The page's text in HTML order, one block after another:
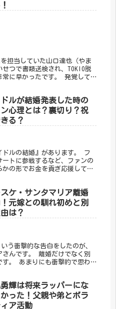
担当していた山口達也（やま
つで書類送検され、TOKIO脱
常に早かったです。 発覚して
ルが結婚発表した時の
心理とは？裏切り？祝
る？
ドルの結婚』があります。 フ
トに参戦するなど、ファンの
の形でお金を貢ぎ応援してい
ケ・サンタマリア離婚
元嫁との馴れ初めと別
は？
う衝撃的な告白をしたのが、
んです。 離婚だけでなく別
す。 あまりにも衝撃的で思わ
輝は将来ラッパーにな
かった！父親や弟とボラ
ア活動